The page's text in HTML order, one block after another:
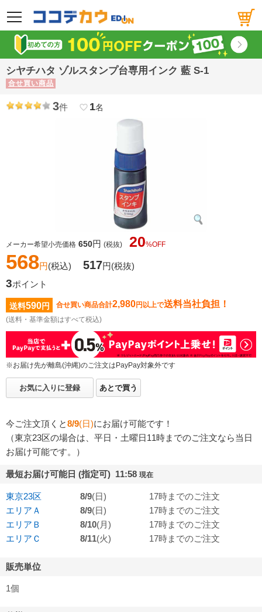
メニュー
シヤチハタ ゾルスタンプ台専用インク 藍 S-1
合せ買い商品
3件 favorite_border 1名
メーカー希望小売価格 650円 (税抜) 20%OFF
568円(税込) 517円(税抜)
3ポイント
送料590円 合せ買い商品合計2,980円以上で送料当社負担！
(送料・基準金額はすべて税込)
※お届け先が離島(沖縄)のご注文はPayPay対象外です
お気に入りに登録 あとで買う
今ご注文頂くと8/9(日)にお届け可能です！
（東京23区の場合は、平日・土曜日11時までのご注文なら当日
お届け可能です。）
最短お届け可能日 (指定可) 11:58 現在
東京23区 8/9(日)
17時までのご注文
エリアＡ
8/9(日)
17時までのご注文
エリアＢ
8/10(月)
17時までのご注文
エリアＣ
8/11(火) 17時までのご注文
販売単位
1個